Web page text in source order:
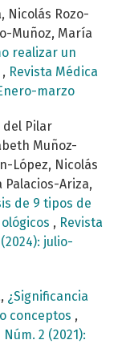
Nicolás Rozo-
Muñoz, María
realizar un
, Revista Médica
marzo
del Pilar
Muñoz-
López, Nicolás
Palacios-Ariza,
de 9 tipos de
, Revista
julio-
¿Significancia
conceptos ,
2 (2021):